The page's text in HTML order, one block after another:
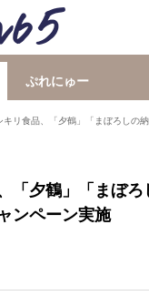
ぷれにゅー
キリ食品、「夕鶴」「まぼろしの
「夕鶴」「まぼ
ンペーン実施